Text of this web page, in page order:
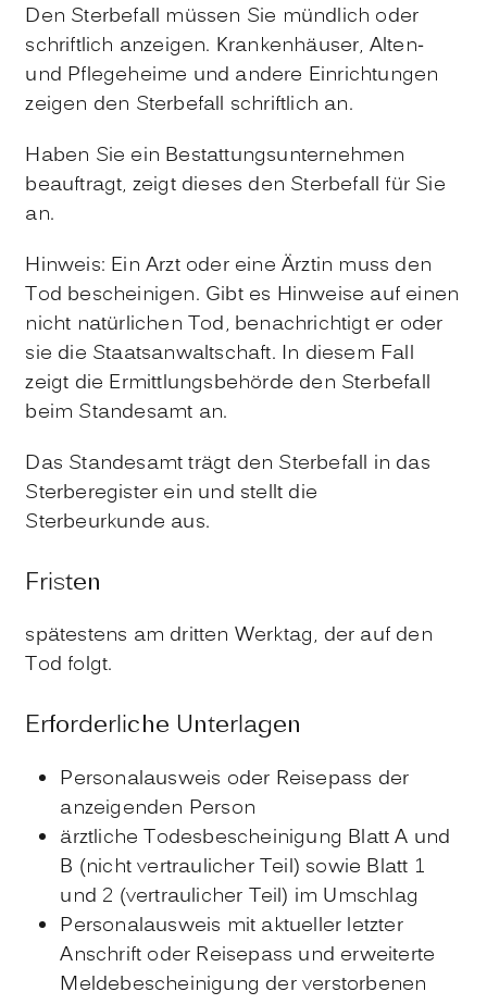
Den Sterbefall müssen Sie mündlich oder
schriftlich anzeigen. Krankenhäuser, Alten-
und Pflegeheime und andere Einrichtungen
zeigen den Sterbefall schriftlich an.
Haben Sie ein Bestattungsunternehmen
beauftragt, zeigt dieses den Sterbefall für Sie
an.
Hinweis: Ein Arzt oder eine Ärztin muss den
Tod bescheinigen. Gibt es Hinweise auf einen
nicht natürlichen Tod, benachrichtigt er oder
sie die Staatsanwaltschaft. In diesem Fall
zeigt die Ermittlungsbehörde den Sterbefall
beim Standesamt an.
Das Standesamt trägt den Sterbefall in das
Sterberegister ein und stellt die
Sterbeurkunde aus.
Fristen
spätestens am dritten Werktag, der auf den
Tod folgt.
Erforderliche Unterlagen
Personalausweis oder Reisepass der
anzeigenden Person
ärztliche Todesbescheinigung Blatt A und
B (nicht vertraulicher Teil) sowie Blatt 1
und 2 (vertraulicher Teil) im Umschlag
Personalausweis mit aktueller letzter
Anschrift oder Reisepass und erweiterte
Meldebescheinigung der verstorbenen